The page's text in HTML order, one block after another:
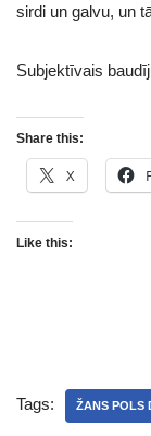
sirdi un galvu, un
Subjektīvais
Share this:
X
Like this:
Tags: ŽANS POLS